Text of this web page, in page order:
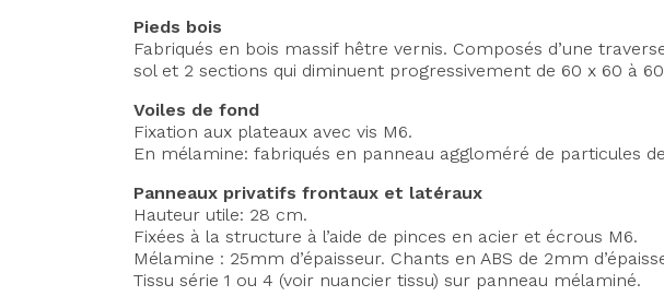
Pieds bois
Fabriqués en bois massif hêtre vernis. Composés d’une
sol et 2 sections qui diminuent progressivement de 60 x 60 à
Voiles de fond
Fixation aux plateaux avec vis M6.
En mélamine: fabriqués en panneau aggloméré de particules
Panneaux privatifs frontaux et latéraux
Hauteur utile: 28 cm.
Fixées à la structure à l’aide de pinces en acier et écrous M6.
Mélamine : 25mm d’épaisseur. Chants en ABS de 2mm
Tissu série 1 ou 4 (voir nuancier tissu) sur panneau mélaminé.